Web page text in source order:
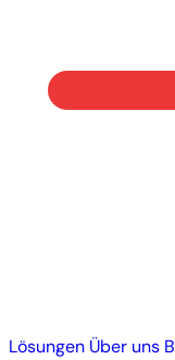
Lösungen Über uns